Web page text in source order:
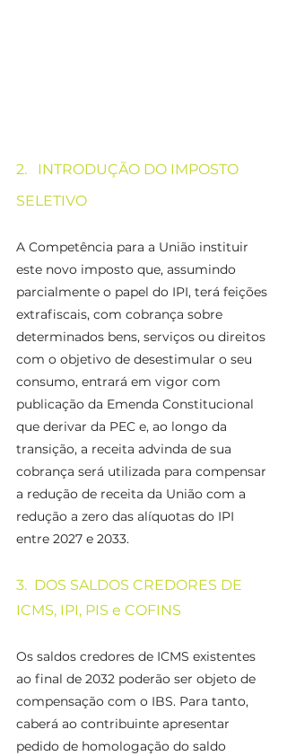
2.   INTRODUÇÃO DO IMPOSTO
SELETIVO
A Competência para a União instituir
este novo imposto que, assumindo
parcialmente o papel do IPI, terá feições
extrafiscais, com cobrança sobre
determinados bens, serviços ou direitos
com o objetivo de desestimular o seu
consumo, entrará em vigor com
publicação da Emenda Constitucional
que derivar da PEC e, ao longo da
transição, a receita advinda de sua
cobrança será utilizada para compensar
a redução de receita da União com a
redução a zero das alíquotas do IPI
entre 2027 e 2033.
3.  DOS SALDOS CREDORES DE
ICMS, IPI, PIS e COFINS
Os saldos credores de ICMS existentes
ao final de 2032 poderão ser objeto de
compensação com o IBS. Para tanto,
caberá ao contribuinte apresentar
pedido de homologação do saldo